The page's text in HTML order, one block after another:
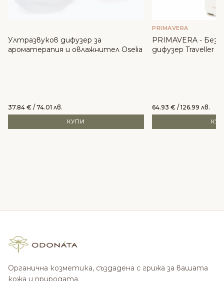
Ултразвуков дифузер за
ароматерапия и овлажнител Oselia
37.84 € / 74.01 лв.
КУПИ
PRIMAVERA
PRIMAVERA -
дифузер Traveller
64.93 € / 126.99 лв.
Органична козметика, създадена с грижа за вашата
кожа и природата.